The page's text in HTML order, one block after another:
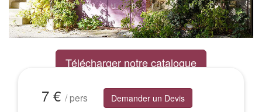
Télécharger notre catalogue
7 € / pers Demander un Devis